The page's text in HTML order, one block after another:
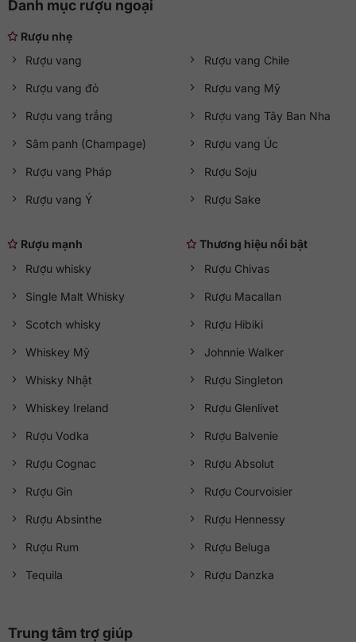
từ Merlot theo phong cách đậm, sâu và khác biệt so với số
dành cho những buổi thưởng thức nghiêm túc hơn.
nhập khẩu chính hãng với thông tin minh bạch và tư vấn
phù hợp nhu cầu. Nếu bạn muốn tìm một chai Tuscan Red
có cấu trúc mạnh, hương vị nhiều lớp và dấu ấn điền trang
rõ ràng, Lamaione là một gợi ý rất đáng cân nhắc.
Danh mục rượu ngoại
Rượu nhẹ
Rượu vang
Rượu vang đỏ
Rượu vang trắng
Sâm panh (Champage)
Rượu vang Pháp
Rượu vang Ý
Rượu vang Chile
Rượu vang Mỹ
Rượu vang Tây Ban Nha
Rượu vang Úc
Rượu Soju
Rượu Sake
Rượu mạnh
Rượu whisky
Single Malt Whisky
Scotch whisky
Whiskey Mỹ
Whisky Nhật
Whiskey Ireland
Rượu Vodka
Rượu Cognac
Rượu Gin
Rượu Absinthe
Rượu Rum
Tequila
Thương hiệu nổi bật
Rượu Chivas
Rượu Macallan
Rượu Hibiki
Johnnie Walker
Rượu Singleton
Rượu Glenlivet
Rượu Balvenie
Rượu Absolut
Rượu Courvoisier
Rượu Hennessy
Rượu Beluga
Rượu Danzka
Trung tâm trợ giúp